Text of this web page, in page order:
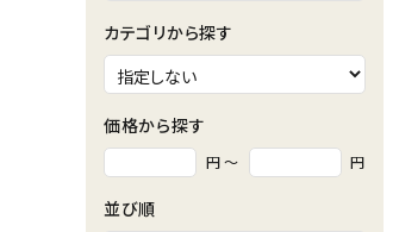
セミナー情報
カテゴリから探す
価格から探す
円 ～ 円
並び順